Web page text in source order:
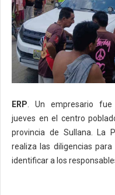
ERP. Un empresario fue
jueves en el centro
provincia de Sullana. La
realiza las diligencias
identificar a los